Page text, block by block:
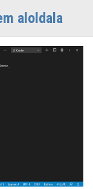
aloldala